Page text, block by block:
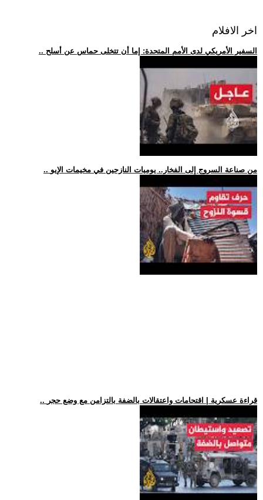
اخر الافلام
.. السفير الأمريكي لدى الأمم المتحدة: إما أن تتخلى حماس عن أسلح
.. من صناعة السروج إلى الفخار.. يوميات النازحين في مخيمات الإيو
.. قراءة عسكرية | اقتحامات واعتقالات بالضفة بالتزامن مع وضع حجر